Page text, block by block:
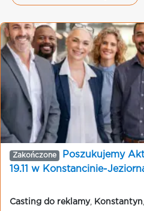
Zakończone
Poszukujemy
19.11 w Konstancinie-
Casting do reklamy, Konstantyn